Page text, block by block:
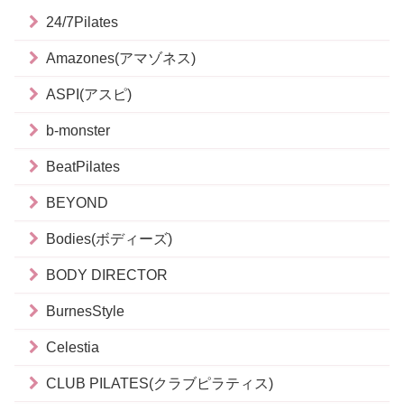
24/7Pilates
Amazones(アマゾネス)
ASPI(アスピ)
b-monster
BeatPilates
BEYOND
Bodies(ボディーズ)
BODY DIRECTOR
BurnesStyle
Celestia
CLUB PILATES(クラブピラティス)